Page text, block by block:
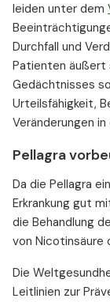
leiden unter dem
Durchfall und
Patienten äußert
Gedächtnisses
Urteilsfähigkeit,
Veränderungen
Pellagra
Da die Pellagra
Erkrankung gut
die Behandlung
von Nicotinsäure
Die
Leitlinien zur